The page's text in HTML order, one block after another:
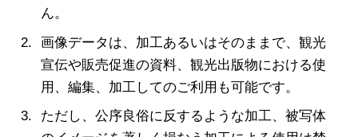
ん。
画像データは、加工あるいはそのままで、観光
宣伝や販売促進の資料、観光出版物における使
用、編集、加工してのご利用も可能です。
ただし、公序良俗に反するような加工、被写体